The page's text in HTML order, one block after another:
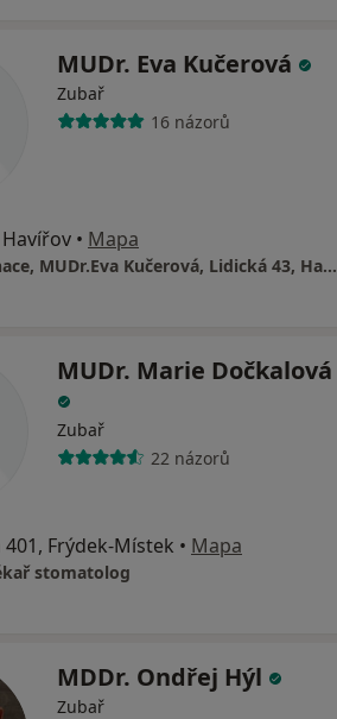
MUDr. Eva Kučerová
Zubař
16 názorů
• Mapa
Zubní Ordinace, MUDr.Eva Kučerová, Lidická 43, Havířov-Šumbark
MUDr. Marie Dočkalová
Zubař
22 názorů
Frýdek-Místek • Mapa
stomatolog
MDDr. Ondřej Hýl
Zubař